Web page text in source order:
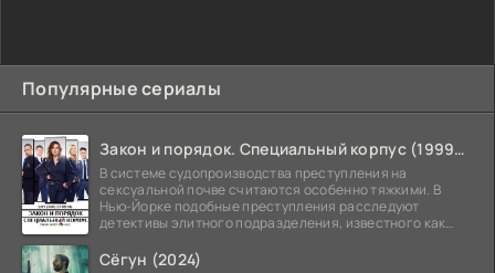
Популярные сериалы
Закон и порядок. Специальный корпус (1999-2026)
В системе судопроизводства преступления на
сексуальной почве считаются особенно тяжкими. В
Нью-Йорке подобные преступления расследуют
детективы элитного подразделения, известного как
Сёгун (2024)